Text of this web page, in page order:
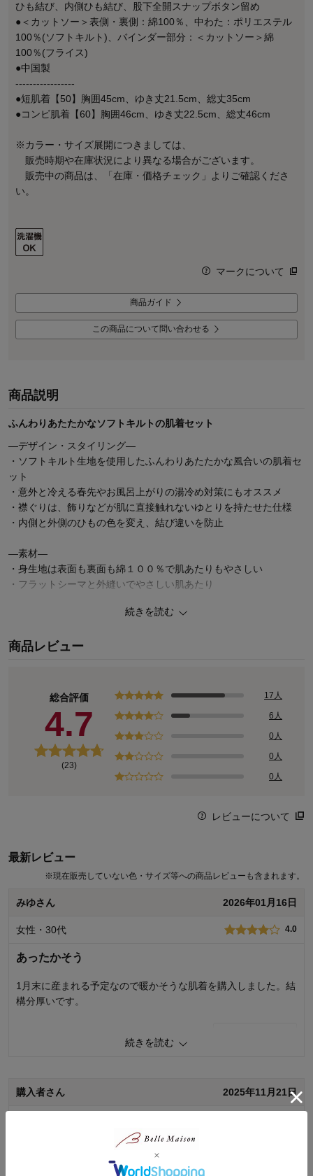
ひも結び、内側ひも結び、股下全開スナップボタン留め
●＜カットソー＞表側・裏側：綿100％、中わた：ポリエステル
100％(ソフトキルト)、バインダー部分：＜カットソー＞綿
100％(フライス)
●中国製
-----------------
●短肌着【50】胸囲45cm、ゆき丈21.5cm、総丈35cm
●コンビ肌着【60】胸囲46cm、ゆき丈22.5cm、総丈46cm
※カラー・サイズ展開につきましては、
販売時期や在庫状況により異なる場合がございます。
販売中の商品は、「在庫・価格チェック」よりご確認くださ
い。
マークについて
商品ガイド
この商品について問い合わせる
商品説明
ふんわりあたたかなソフトキルトの肌着セット
―デザイン・スタイリング―
・ソフトキルト生地を使用したふんわりあたたかな風合いの肌着セ
ット
・意外と冷える春先やお風呂上がりの湯冷め対策にもオススメ
・襟ぐりは、飾りなどが肌に直接触れないゆとりを持たせた仕様
・内側と外側のひもの色を変え、結び違いを防止
―素材―
・身生地は表面も裏面も綿１００％で肌あたりもやさしい
・フラットシーマと外縫いでやさしい肌あたり
続きを読む
商品レビュー
総合評価
4.7
(23)
17人
6人
0人
0人
0人
レビューについて
最新レビュー
※現在販売していない色・サイズ等への商品レビューも含まれます。
みゆさん 2026年01月16日
女性・30代 4.0
あったかそう
1月末に産まれる予定なので暖かそうな肌着を購入しました。結
構分厚いです。
お子さまの年齢： 出産前
着心地･使用感：
続きを読む
購入者さん 2025年11月21日